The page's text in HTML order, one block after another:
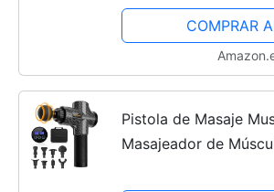
Carga Tipo C, 30
Silenciosos, 8...
COMPRAR
Pistola de Masaje
Masajeador de